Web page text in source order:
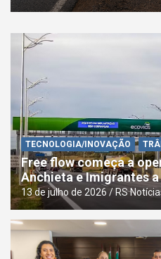
TECNOLOGIA/INOVAÇÃO
Free flow começa a
Anchieta e Imigrantes
13 de julho de 2026 RS